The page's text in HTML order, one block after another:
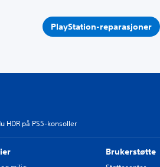
PlayStation-reparasjoner
HDR på PS5-konsoller
Brukerstøtte